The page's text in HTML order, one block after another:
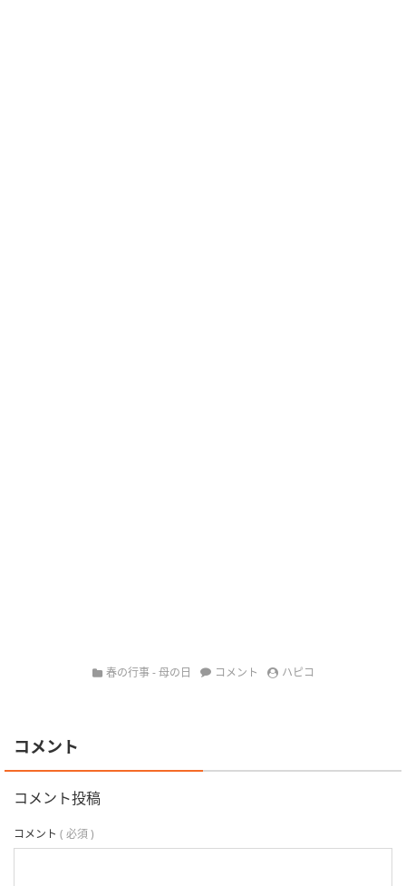
春の行事 - 母の日 コメント ハピコ
コメント
コメント投稿
コメント ( 必須 )